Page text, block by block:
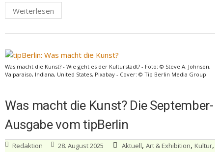
Weiterlesen
Was macht die Kunst? - Wie geht es der Kulturstadt? - Foto: © Steve A. Johnson,
Valparaiso, Indiana, United States, Pixabay - Cover: © Tip Berlin Media Group
Was macht die Kunst? Die September-
Ausgabe vom tipBerlin
Redaktion 28. August 2025 Aktuell, Art & Exhibition, Kultur,